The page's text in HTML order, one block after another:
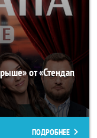
от «Стендап
ПОДРОБНЕЕ